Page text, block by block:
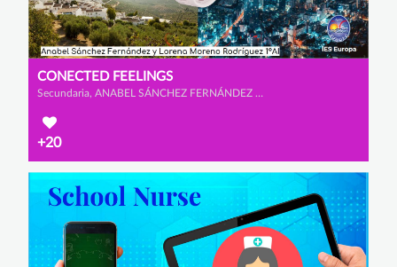
CONECTED FEELINGS
Secundaria, ANABEL SÁNCHEZ FERNÁNDEZ y LORENA MORENO RODRÍGUEZ
+20